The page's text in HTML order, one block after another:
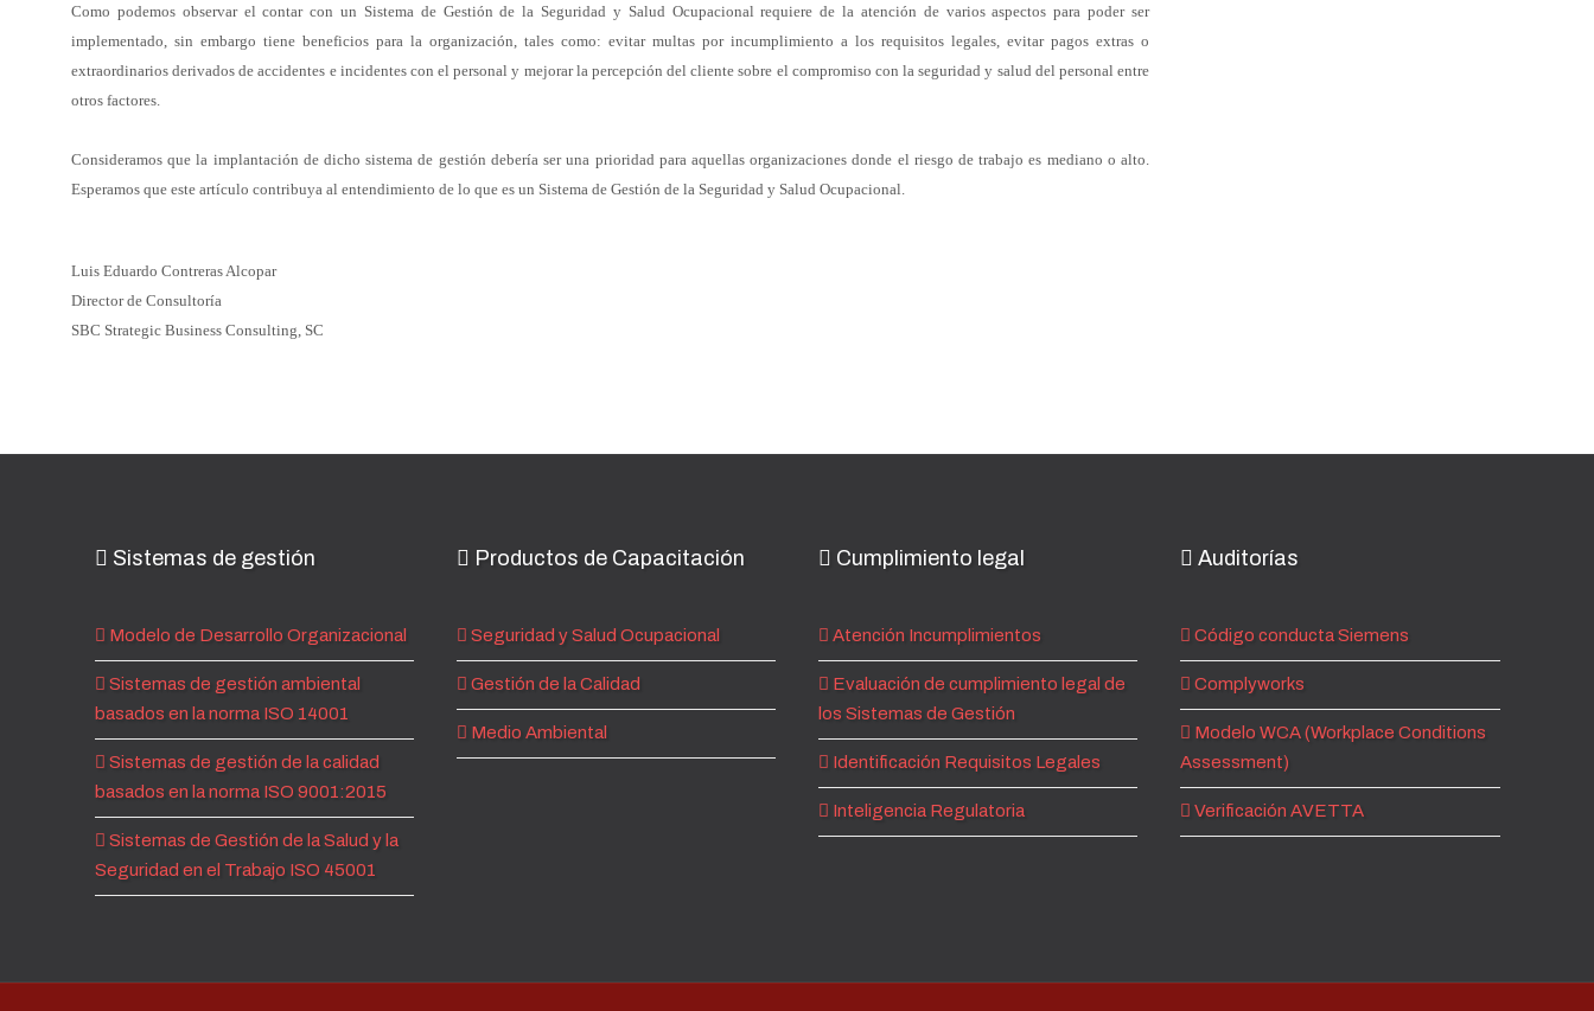
Como podemos observar el contar con un Sistema de Gestión de la Seguridad y Salud Ocupacional requiere de la atención de varios aspectos para poderser
implementado, sin embargo tiene beneficios para la organización, tales como: evitar multas por incumplimiento a los requisitos legales, evitar pagos extras o
extraordinarios derivados de accidentes e incidentes con elpersonal y mejorar la percepción del cliente sobre el compromiso con laseguridad y salud del personal entre
otros factores.
Consideramos que la implantación de dicho sistema de gestión debería seruna prioridad para aquellas organizaciones donde el riesgo de trabajo es mediano o alto.
Esperamos que este artículo contribuya al entendimiento de lo que es un Sistema de Gestión de la Seguridad y Salud Ocupacional.
Luis Eduardo Contreras Alcopar
Director de Consultoría
SBC Strategic Business Consulting, SC
Sistemas de gestión
Modelo de Desarrollo Organizacional
Sistemas de gestión ambiental
basados en la norma ISO 14001
Sistemas de gestión de la calidad
basados en la norma ISO 9001:2015
Sistemas de Gestión de la Salud y la
Seguridad en el Trabajo ISO 45001
Productos de Capacitación
Seguridad y Salud Ocupacional
Gestión de la Calidad
Medio Ambiental
Cumplimiento legal
Atención Incumplimientos
Evaluación de cumplimiento legal de
los Sistemas de Gestión
Identificación Requisitos Legales
Inteligencia Regulatoria
Auditorías
Código conducta Siemens
Complyworks
Modelo WCA (Workplace Conditions
Assessment)
Verificación AVETTA